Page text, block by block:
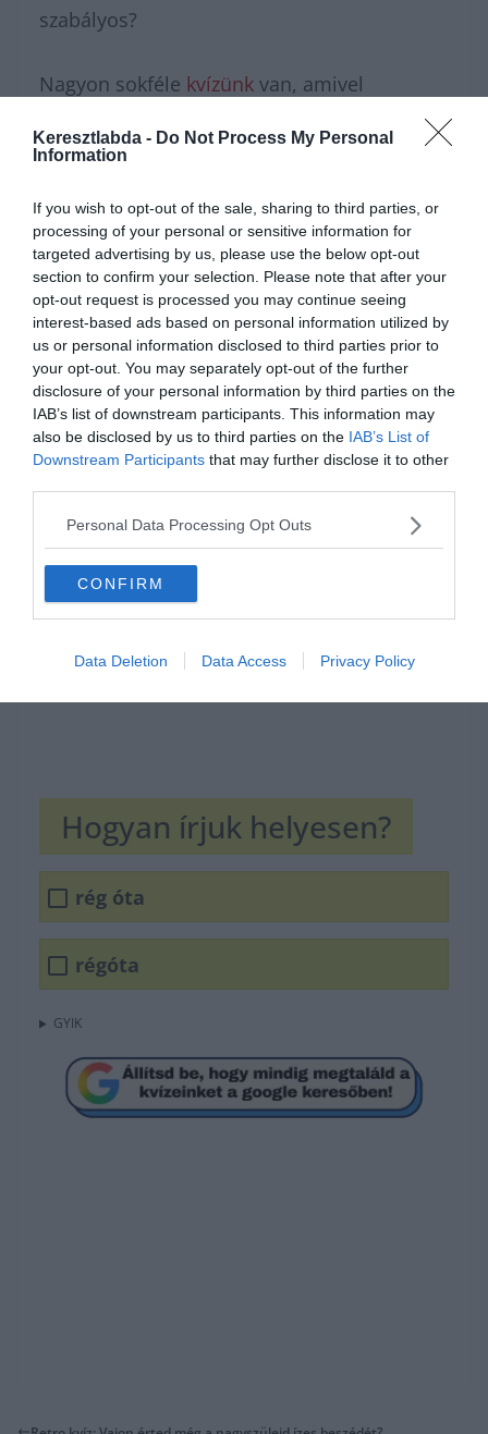
Keresztlabda - Do Not Process My Personal
Information
If you wish to opt-out of the sale, sharing to third parties, or
processing of your personal or sensitive information for
targeted advertising by us, please use the below opt-out
section to confirm your selection. Please note that after your
opt-out request is processed you may continue seeing
interest-based ads based on personal information utilized by
us or personal information disclosed to third parties prior to
your opt-out. You may separately opt-out of the further
disclosure of your personal information by third parties on the
IAB’s list of downstream participants. This information may
also be disclosed by us to third parties on the IAB’s List of
Downstream Participants that may further disclose it to other
Personal Data Processing Opt Outs
CONFIRM
Data Deletion Data Access Privacy Policy
szabályos?
Nagyon sokféle kvízünk van, amivel
karbantarthatod az agytekervényeidet, csak
nézz körül nálunk és
további érdekes
Hogyan írjuk helyesen?
rég óta
régóta
GYIK